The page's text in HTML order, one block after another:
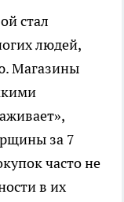
стал
людей,
Магазины
за 7
часто не
в их